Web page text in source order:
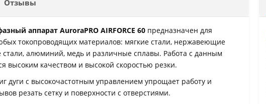
Отзывы
аппарат AuroraPRO AIRFORCE 60 предназначен для
токопроводящих материалов: мягкие стали, нержавеющие
стали, алюминий, медь и различные сплавы. Работа с данным
высоким качеством и высокой скоростью резки.
дуги с высокочастотным управлением упрощает работу и
резать сетку и поверхности с отверстиями.